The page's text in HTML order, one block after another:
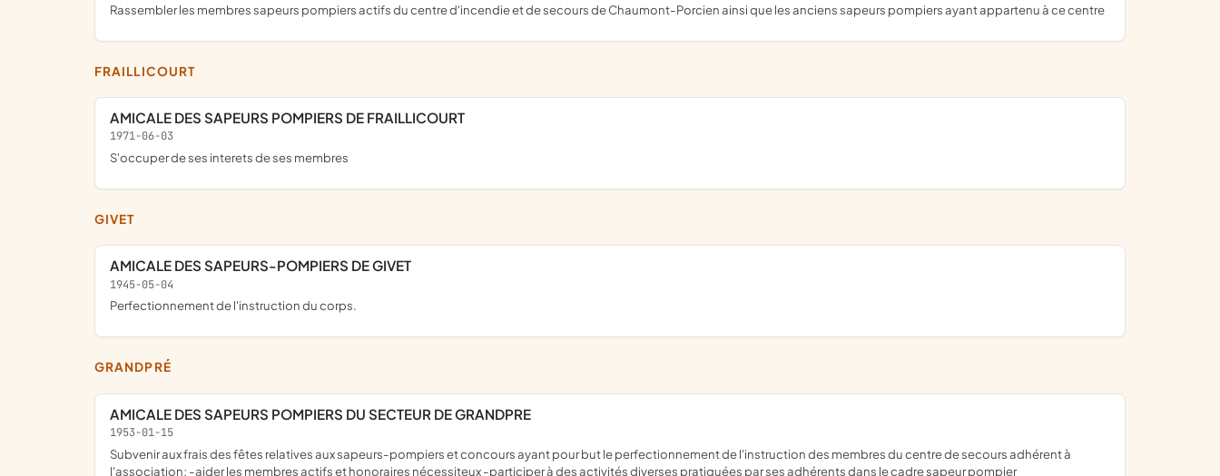
rassembler les membres sapeurs pompiers actifs du centre d'incendie et de secours de Chaumont-Porcien ainsi que les anciens sapeurs pompiers ayant appartenu à ce centre
FRAILLICOURT
AMICALE DES SAPEURS POMPIERS DE FRAILLICOURT
1971-06-03
s'occuper de ses interets de ses membres
GIVET
AMICALE DES SAPEURS-POMPIERS DE GIVET
1945-05-04
Perfectionnement de l'instruction du corps.
GRANDPRÉ
AMICALE DES SAPEURS POMPIERS DU SECTEUR DE GRANDPRE
1953-01-15
subvenir aux frais des fêtes relatives aux sapeurs-pompiers et concours ayant pour but le perfectionnement de l'instruction des membres du centre de secours adhérent à
l'association; -aider les membres actifs et honoraires nécessiteux -participer à des activités diverses pratiquées par ses adhérents dans le cadre sapeur pompier